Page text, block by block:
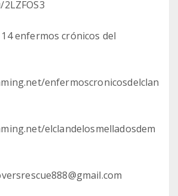
enfermos crónicos del
enfermoscronicosdelclan
elclandelosmelladosdem